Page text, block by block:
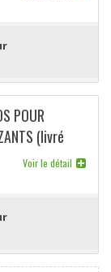
POUR
(livré
AVEC SONDE
Voir le détail